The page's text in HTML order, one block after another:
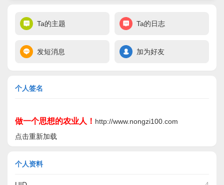
Ta的主题 Ta的日志
发短消息 加为好友
个人签名
做一个思想的农业人！ http://www.nongzi100.com
点击重新加载
个人资料